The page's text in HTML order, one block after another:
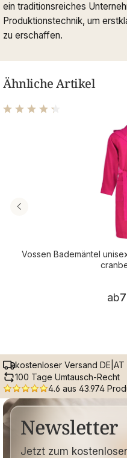
ein traditionsreiches
Produktionstechnik, um
zu erschaffen.
Ähnliche Artikel
Durchschnittliche
Vossen Bademäntel
ab
kostenloser Versand DE|AT
100 Tage Umtausch-Recht
4.6 aus 43.974
Newsletter
Jetzt zum